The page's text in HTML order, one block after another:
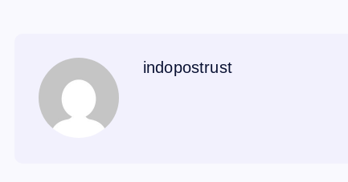
indopostrust